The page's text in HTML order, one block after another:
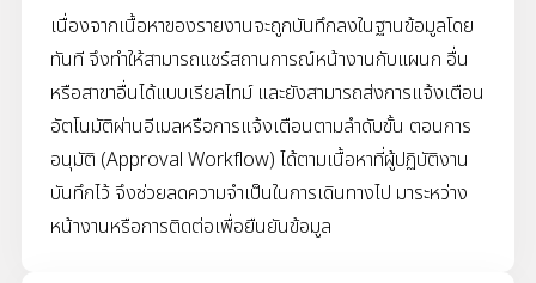
เนื่องจากเนื้อหาของรายงานจะถูกบันทึกลงในฐานข้อมูลโดย
ทันที จึงทำให้สามารถแชร์สถานการณ์หน้างานกับแผนก อื่น
หรือสาขาอื่นได้แบบเรียลไทม์ และยังสามารถส่งการแจ้งเตือน
อัตโนมัติผ่านอีเมลหรือการแจ้งเตือนตามลำดับขั้น ตอนการ
อนุมัติ (Approval Workflow) ได้ตามเนื้อหาที่ผู้ปฏิบัติงาน
บันทึกไว้ จึงช่วยลดความจำเป็นในการเดินทางไป มาระหว่าง
หน้างานหรือการติดต่อเพื่อยืนยันข้อมูล